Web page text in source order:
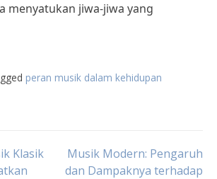
menyatukan jiwa-jiwa yang
peran musik dalam kehidupan
Klasik
Musik Modern: Pengaruh
dan Dampaknya terhadap